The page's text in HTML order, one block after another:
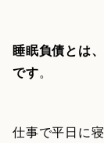
睡眠負債とは
です。
仕事で平日に